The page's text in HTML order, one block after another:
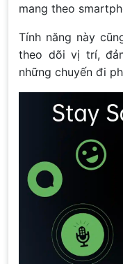
mang theo
Tính năng này
theo dõi vị trí,
những chuyến đi